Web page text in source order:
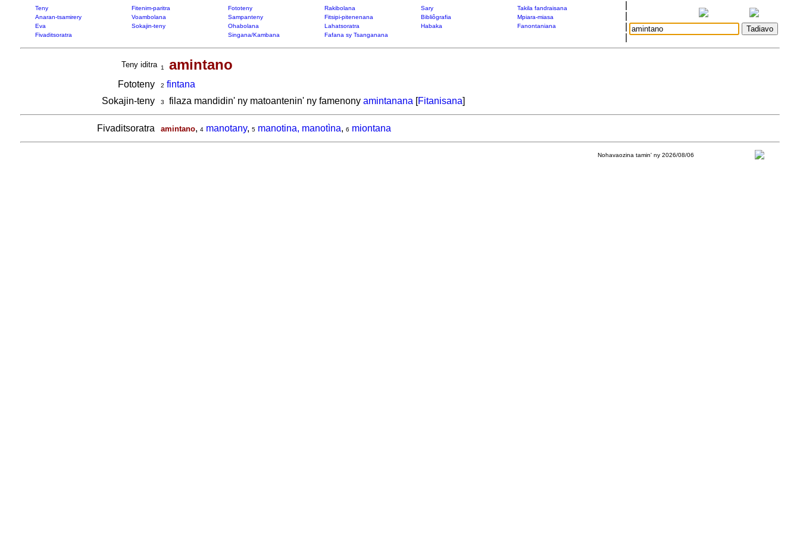
Teny Fitenim-paritra Fototeny Rakibolana Sary
Takila fandraisana
Anaran-tsamirery
Voambolana Sampanteny Fitsipi-pitenenana Bibliôgrafia
Mpiara-miasa
Eva
Sokajin-teny Ohabolana Lahatsoratra Habaka
Fanontaniana
Fivaditsoratra
Singana/Kambana Fafana sy Tsanganana
Teny iditra 1 amintano
Fototeny 2 fintana
Sokajin-teny
3 filaza mandidin' ny matoantenin' ny famenony amintanana [Fitanisana]
Fivaditsoratra amintano, 4 manotany, 5 manotina, manotìna, 6 miontana
Nohavaozina tamin' ny 2026/08/06